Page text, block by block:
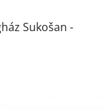
Sukošan -